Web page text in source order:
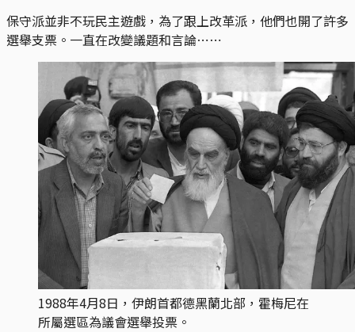
保守派並非不玩民主遊戲，為了跟上改革派，他們也開了許多
選舉支票。一直在改變議題和言論⋯⋯
1988年4月8日，伊朗首都德黑蘭北部，霍梅尼在
所屬選區為議會選舉投票。